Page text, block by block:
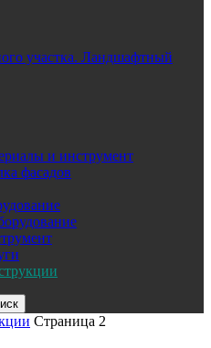
участка. Ландшафтный
и инструмент
фасадов
Страница 2